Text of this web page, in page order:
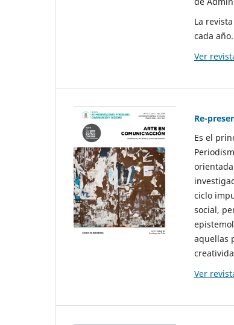
La
cada año.
Ver
Re-
Es el
ciclo
social,
aquellas
Ver